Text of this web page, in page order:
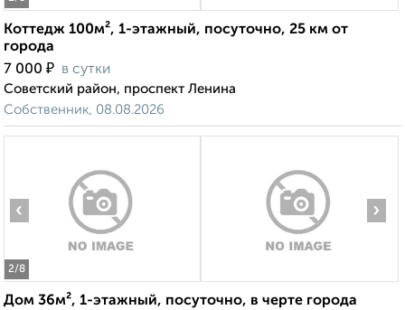
Коттедж 100м², 1-этажный, посуточно, 25 км от
города
7 000 ₽ в сутки
Советский район, проспект Ленина
Собственник, 08.08.2026
2/8
‹ ›
Дом 36м², 1-этажный, посуточно, в черте города